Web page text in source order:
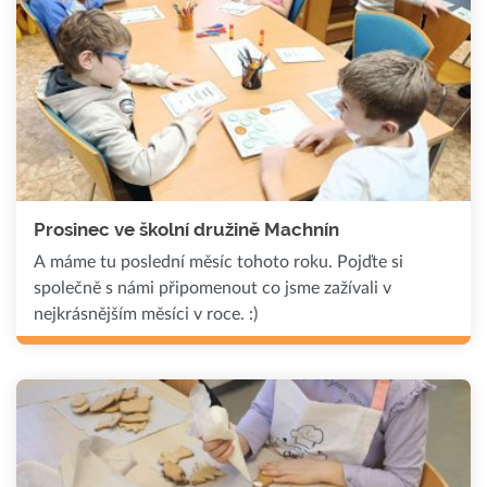
Prosinec ve školní družině Machnín
A máme tu poslední měsíc tohoto roku. Pojďte si
společně s námi připomenout co jsme zažívali v
nejkrásnějším měsíci v roce. :)